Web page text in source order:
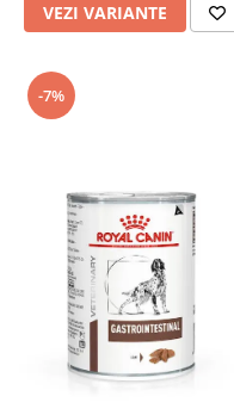
VEZI VARIANTE
-7%